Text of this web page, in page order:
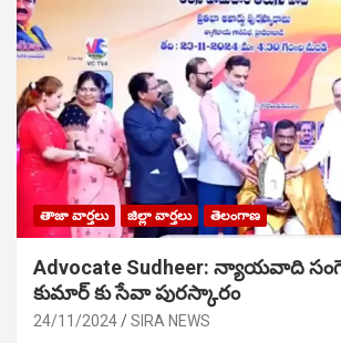
తాజా వార్తలు జిల్లా వార్తలు తెలంగాణ
Advocate Sudheer: న్యాయవాది
కుమార్ కు సేవా పురస్కారం
24/11/2024 SIRA NEWS